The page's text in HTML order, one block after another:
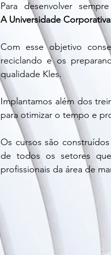
Para desenvolver
A Universidade
Com esse objetivo
reciclando e os
qualidade Kles.
Implantamos além dos
para otimizar o tempo e
Os cursos são
de todos os setores
profissionais da área de